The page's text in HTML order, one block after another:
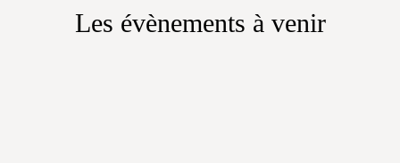
Les évènements à venir